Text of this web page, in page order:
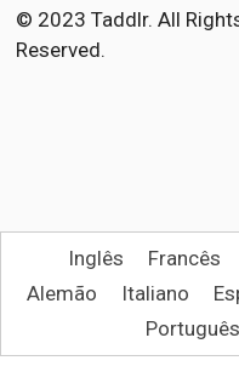
o
k
r
© 2023 Taddlr. All
Reserved.
Inglês Francês
Alemão
Italiano
Português